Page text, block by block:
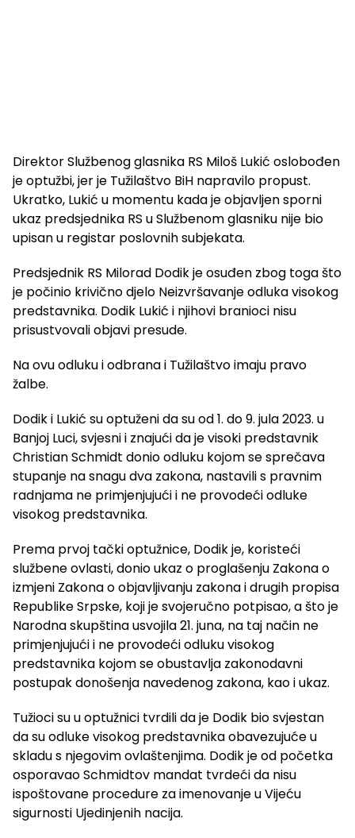
Direktor Službenog glasnika RS Miloš Lukić oslobođen
je optužbi, jer je Tužilaštvo BiH napravilo propust.
Ukratko, Lukić u momentu kada je objavljen sporni
ukaz predsjednika RS u Službenom glasniku nije bio
upisan u registar poslovnih subjekata.
Predsjednik RS Milorad Dodik je osuđen zbog toga što
je počinio krivično djelo Neizvršavanje odluka visokog
predstavnika. Dodik Lukić i njihovi branioci nisu
prisustvovali objavi presude.
Na ovu odluku i odbrana i Tužilaštvo imaju pravo
žalbe.
Dodik i Lukić su optuženi da su od 1. do 9. jula 2023. u
Banjoj Luci, svjesni i znajući da je visoki predstavnik
Christian Schmidt donio odluku kojom se sprečava
stupanje na snagu dva zakona, nastavili s pravnim
radnjama ne primjenjujući i ne provodeći odluke
visokog predstavnika.
Prema prvoj tački optužnice, Dodik je, koristeći
službene ovlasti, donio ukaz o proglašenju Zakona o
izmjeni Zakona o objavljivanju zakona i drugih propisa
Republike Srpske, koji je svojeručno potpisao, a što je
Narodna skupština usvojila 21. juna, na taj način ne
primjenjujući i ne provodeći odluku visokog
predstavnika kojom se obustavlja zakonodavni
postupak donošenja navedenog zakona, kao i ukaz.
Tužioci su u optužnici tvrdili da je Dodik bio svjestan
da su odluke visokog predstavnika obavezujuće u
skladu s njegovim ovlaštenjima. Dodik je od početka
osporavao Schmidtov mandat tvrdeći da nisu
ispoštovane procedure za imenovanje u Vijeću
sigurnosti Ujedinjenih nacija.